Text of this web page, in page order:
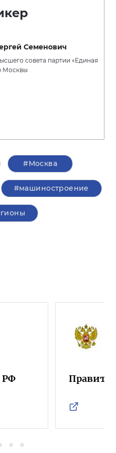
Семенович
совета партии «Единая
Москвы
#Москва
#машиностроение
РФ